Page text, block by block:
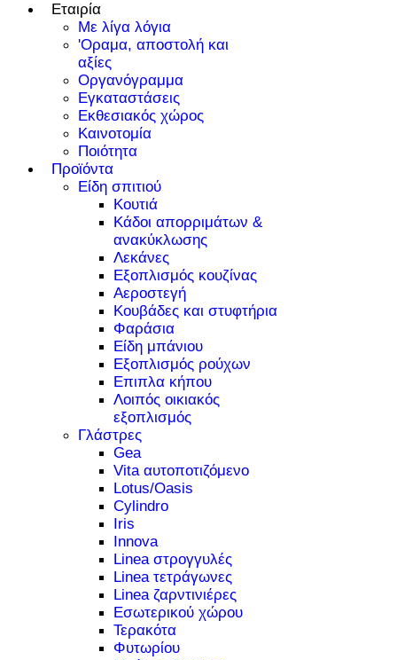
Εταιρία
Με λίγα λόγια
'Οραμα, αποστολή και
αξίες
Οργανόγραμμα
Εγκαταστάσεις
Εκθεσιακός χώρος
Καινοτομία
Ποιότητα
Προϊόντα
Είδη σπιτιού
Κουτιά
Κάδοι απορριμάτων &
ανακύκλωσης
Λεκάνες
Εξοπλισμός κουζίνας
Αεροστεγή
Κουβάδες και στυφτήρια
Φαράσια
Είδη μπάνιου
Εξοπλισμός ρούχων
Επιπλα κήπου
Λοιπός οικιακός
εξοπλισμός
Γλάστρες
Gea
Vita αυτοποτιζόμενο
Lotus/Oasis
Cylindro
Iris
Innova
Linea στρογγυλές
Linea τετράγωνες
Linea ζαρντινιέρες
Εσωτερικού χώρου
Τερακότα
Φυτωρίου